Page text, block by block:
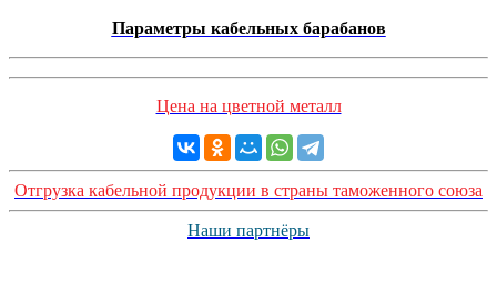
Параметры кабельных барабанов
Цена на цветной металл
Отгрузка кабельной продукции в страны таможенного союза
Наши партнёры